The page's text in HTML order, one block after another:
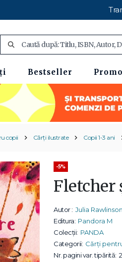
Bestseller
copii Cărți ilustrate Copii 1-3 ani
-5%
Fletcher
Autor : Julia Rawlinson
Editura: Pandora M
Colecții: PANDA
Categorii: Cărți
Nr. pagini var. tipărită: